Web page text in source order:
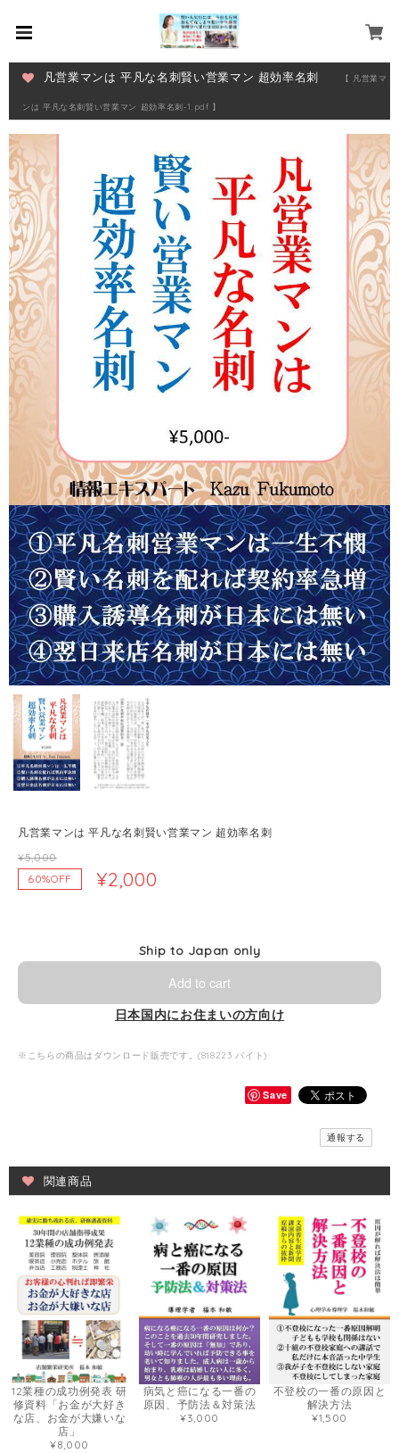
凡営業マンは 平凡な名刺賢い営業マン 超効率名刺 【 凡営業マ
ンは 平凡な名刺賢い営業マン 超効率名刺-1.pdf 】
凡営業マンは 平凡な名刺賢い営業マン 超効率名刺
¥5,000
60%OFF
¥2,000
Ship to Japan only
Add to cart
日本国内にお住まいの方向け
※こちらの商品はダウンロード販売です。(818223 バイト)
Save
通報する
関連商品
12業種の成功例発表 研
修資料「お金が大好き
な店、お金が大嫌いな
店」
¥8,000
病気と癌になる一番の
原因、予防法＆対策法
¥3,000
不登校の一番の原因と
解決方法
¥1,500